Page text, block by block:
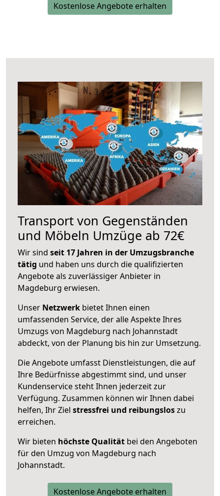
Kostenlose Angebote erhalten
Transport von Gegenständen
und Möbeln Umzüge ab 72€
Wir sind seit 17 Jahren in der Umzugsbranche
tätig und haben uns durch die qualifizierten
Angebote als zuverlässiger Anbieter in
Magdeburg erwiesen.
Unser Netzwerk bietet Ihnen einen
umfassenden Service, der alle Aspekte Ihres
Umzugs von Magdeburg nach Johannstadt
abdeckt, von der Planung bis hin zur Umsetzung.
Die Angebote umfasst Dienstleistungen, die auf
Ihre Bedürfnisse abgestimmt sind, und unser
Kundenservice steht Ihnen jederzeit zur
Verfügung. Zusammen können wir Ihnen dabei
helfen, Ihr Ziel stressfrei und reibungsloszu
erreichen.
Wir bieten höchste Qualität bei den Angeboten
für den Umzug von Magdeburg nach
Johannstadt.
Kostenlose Angebote erhalten